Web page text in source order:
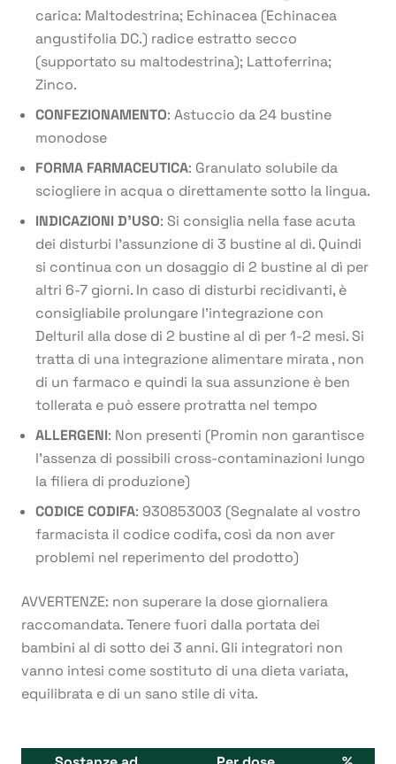
carica: Maltodestrina; Echinacea (Echinacea
angustifolia DC.) radice estratto secco
(supportato su maltodestrina); Lattoferrina;
Zinco.
CONFEZIONAMENTO: Astuccio da 24 bustine
monodose
FORMA FARMACEUTICA: Granulato solubile da
sciogliere in acqua o direttamente sotto la lingua.
INDICAZIONI D’USO: Si consiglia nella fase acuta
dei disturbi l’assunzione di 3 bustine al dì. Quindi
si continua con un dosaggio di 2 bustine al dì per
altri 6-7 giorni. In caso di disturbi recidivanti, è
consigliabile prolungare l’integrazione con
Delturil alla dose di 2 bustine al dì per 1-2 mesi. Si
tratta di una integrazione alimentare mirata , non
di un farmaco e quindi la sua assunzione è ben
tollerata e può essere protratta nel tempo
ALLERGENI: Non presenti (Promin non garantisce
l’assenza di possibili cross-contaminazioni lungo
la filiera di produzione)
CODICE CODIFA: 930853003 (Segnalate al vostro
farmacista il codice codifa, così da non aver
problemi nel reperimento del prodotto)
AVVERTENZE: non superare la dose giornaliera
raccomandata. Tenere fuori dalla portata dei
bambini al di sotto dei 3 anni. Gli integratori non
vanno intesi come sostituto di una dieta variata,
equilibrata e di un sano stile di vita.